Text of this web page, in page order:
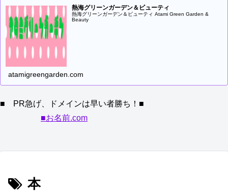
熱海グリーンガーデン＆ビューティ
熱海グリーンガーデン＆ビューティ Atami Green Garden &
Beauty
atamigreengarden.com
■ PR急げ、ドメインは早い者勝ち！■
■お名前.com
本